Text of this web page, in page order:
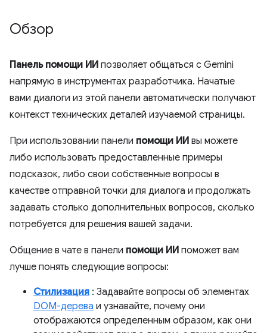
Обзор
Панель помощи ИИ позволяет общаться с Gemini
напрямую в инструментах разработчика. Начатые
вами диалоги из этой панели автоматически получают
контекст технических деталей изучаемой страницы.
При использовании панели помощи ИИ вы можете
либо использовать предоставленные примеры
подсказок, либо свои собственные вопросы в
качестве отправной точки для диалога и продолжать
задавать столько дополнительных вопросов, сколько
потребуется для решения вашей задачи.
Общение в чате в панели помощи ИИ поможет вам
лучше понять следующие вопросы:
Стилизация : Задавайте вопросы об элементах
DOM-дерева и узнавайте, почему они
отображаются определенным образом, как они